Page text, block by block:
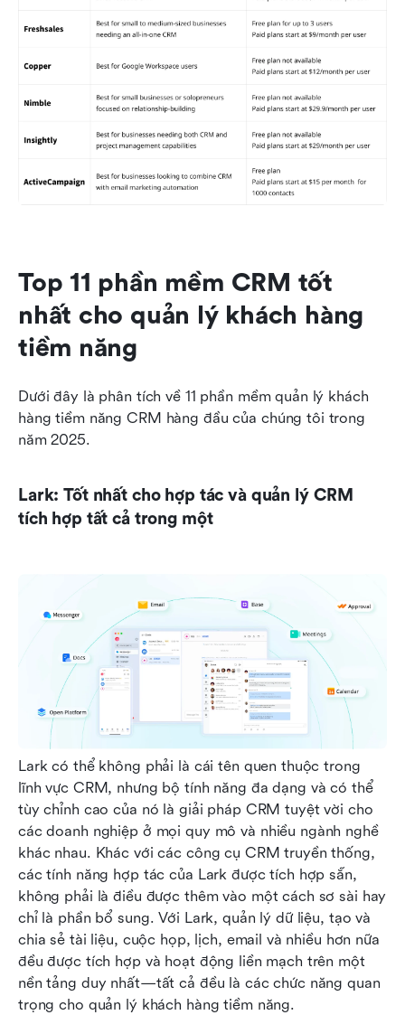
Top 11 phần mềm CRM tốt
nhất cho quản lý khách hàng
tiềm năng
Dưới đây là phân tích về 11 phần mềm quản lý khách
hàng tiềm năng CRM hàng đầu của chúng tôi trong
năm 2025.
Lark: Tốt nhất cho hợp tác và quản lý CRM
tích hợp tất cả trong một
Lark có thể không phải là cái tên quen thuộc trong
lĩnh vực CRM, nhưng bộ tính năng đa dạng và có thể
tùy chỉnh cao của nó là giải pháp CRM tuyệt vời cho
các doanh nghiệp ở mọi quy mô và nhiều ngành nghề
khác nhau. Khác với các công cụ CRM truyền thống,
các tính năng hợp tác của Lark được tích hợp sẵn,
không phải là điều được thêm vào một cách sơ sài hay
chỉ là phần bổ sung. Với Lark, quản lý dữ liệu, tạo và
chia sẻ tài liệu, cuộc họp, lịch, email và nhiều hơn nữa
đều được tích hợp và hoạt động liền mạch trên một
nền tảng duy nhất—tất cả đều là các chức năng quan
trọng cho quản lý khách hàng tiềm năng.